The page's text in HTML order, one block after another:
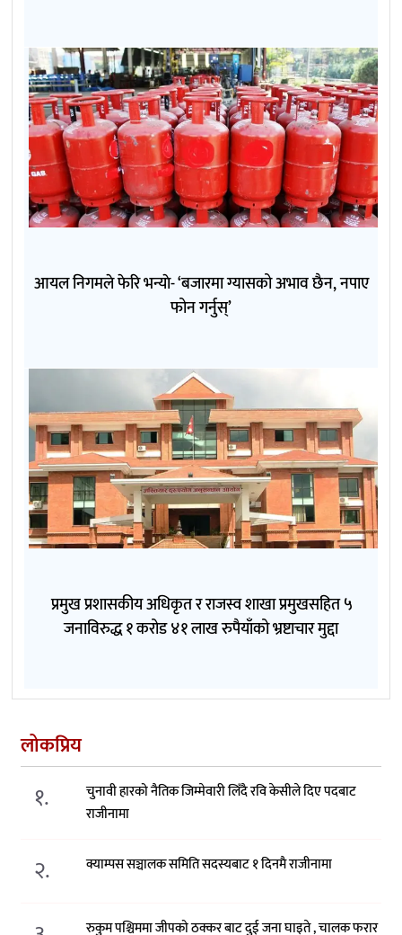
आयल निगमले फेरि भन्याे- ‘बजारमा ग्यासको अभाव छैन, नपाए
फोन गर्नुस्’
प्रमुख प्रशासकीय अधिकृत र राजस्व शाखा प्रमुखसहित ५
जनाविरुद्ध १ करोड ४१ लाख रुपैयाँको भ्रष्टाचार मुद्दा
लोकप्रिय
१.
चुनावी हारको नैतिक जिम्मेवारी लिँदै रवि केसीले दिए पदबाट
राजीनामा
२. क्याम्पस सञ्चालक समिति सदस्यबाट १ दिनमै राजीनामा
रुकुम पश्चिममा जीपको ठक्कर बाट दुई जना घाइते , चालक फरार